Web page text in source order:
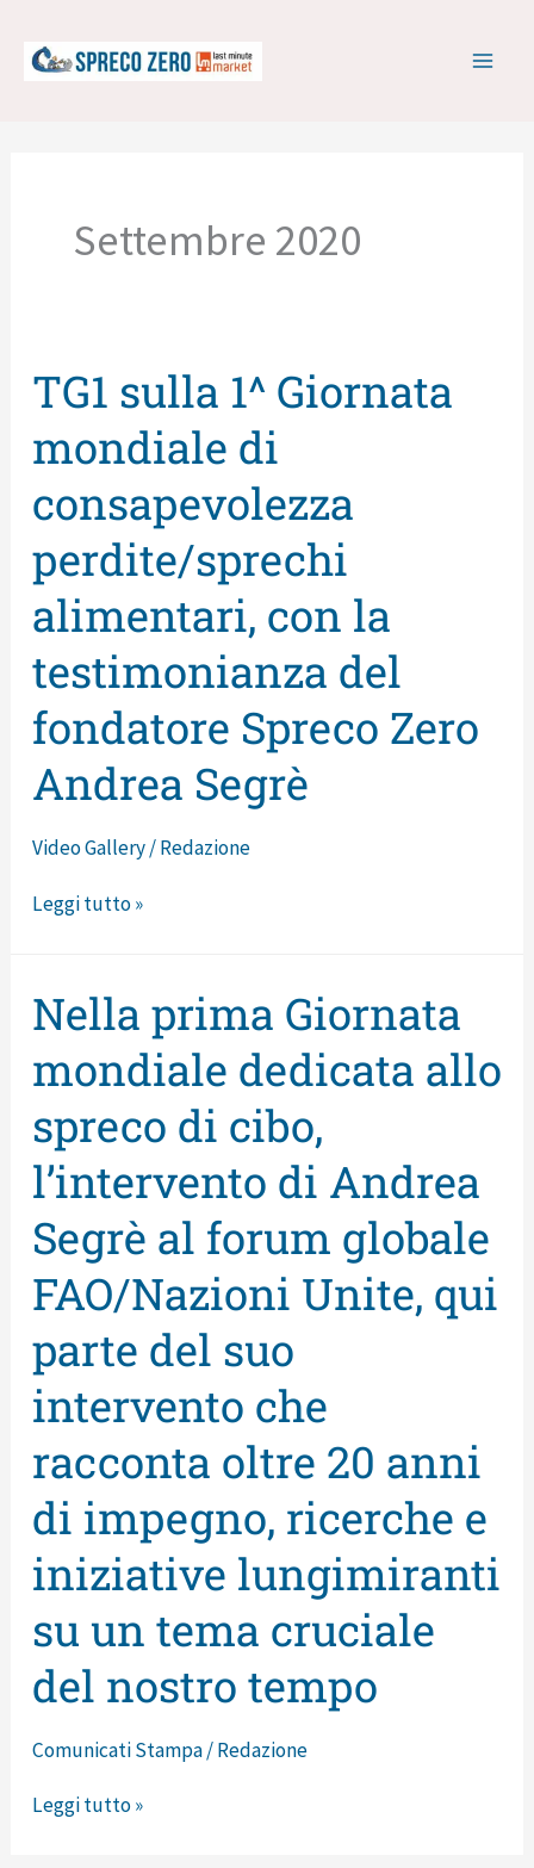
Settembre 2020
TG1 sulla 1^ Giornata
mondiale di
consapevolezza
perdite/sprechi
alimentari, con la
testimonianza del
fondatore Spreco Zero
Andrea Segrè
Video Gallery/Redazione
TG1
1^
Giornata
di
consapevolezza
perdite/sprechi
alimentari,
con
testimonianza
del
Spreco
Andrea
Segrè
Leggi tutto »
Nella prima Giornata
mondiale dedicata allo
spreco di cibo,
l’intervento di Andrea
Segrè al forum globale
FAO/Nazioni Unite, qui
parte del suo
intervento che
racconta oltre 20 anni
di impegno, ricerche e
iniziative lungimiranti
su un tema cruciale
del nostro tempo
Comunicati Stampa/Redazione
Nella
Giornata
mondiale
dedicata
allo
spreco
cibo,
l’intervento
di
Andrea
Segrè
al
forum
globale
Unite,
qui
del
suo
Leggi tutto »